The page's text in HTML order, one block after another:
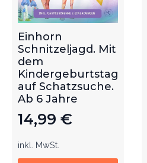
Einhorn
Schnitzeljagd. Mit
dem
Kindergeburtstag
auf Schatzsuche.
Ab 6 Jahre
14,99 €
inkl. MwSt.